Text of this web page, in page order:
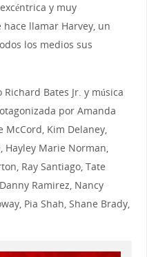
y muy
llamar Harvey, un
los medios sus
Bates Jr. y música
por Amanda
McCord, Kim Delaney,
Hayley Marie Norman,
Ray Santiago, Tate
Ramirez, Nancy
Pia Shah, Shane Brady,